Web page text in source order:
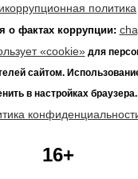
политика
о фактах коррупции:
«cookie»для
сайтом.
в настройках браузера.
16+